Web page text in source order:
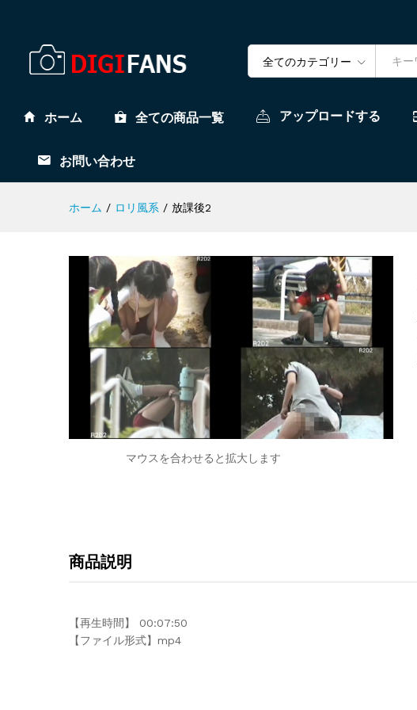
全てのカテゴリー
ホーム 全ての商品一覧 アップロードする
お問い合わせ
ホーム / ロリ風系 / 放課後2
マウスを合わせると拡大します
商品説明
【再生時間】 00:07:50
【ファイル形式】mp4